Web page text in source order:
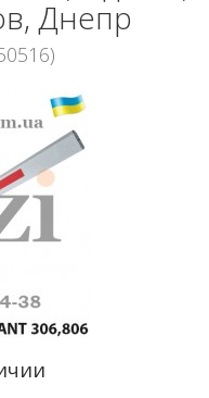
Днепр